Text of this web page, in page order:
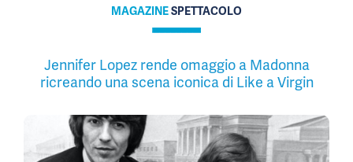
MAGAZINESPETTACOLO
Jennifer Lopez rende omaggio a Madonna
ricreando una scena iconica di Like a Virgin